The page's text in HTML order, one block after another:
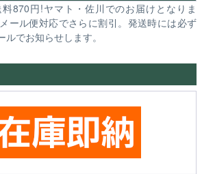
870円!ヤマト・佐川でのお届けとなりま
ール便対応でさらに割引。発送時には必ず
でお知らせします。